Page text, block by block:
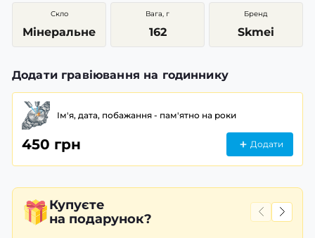
Скло
Мінеральне
Вага, г
162
Бренд
Skmei
Додати гравіювання на годиннику
Ім'я, дата, побажання - пам'ятно на роки
450 грн Додати
Купуєте
на подарунок?